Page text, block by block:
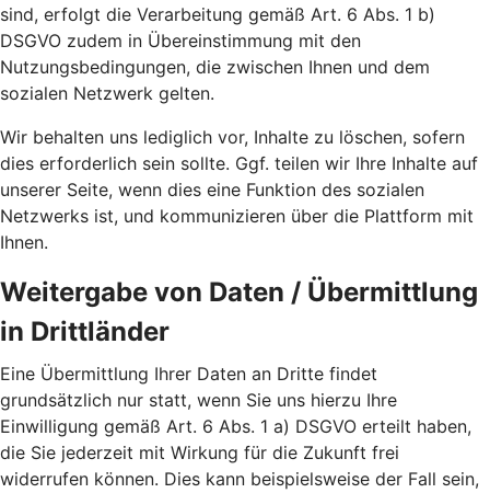
sind, erfolgt die Verarbeitung gemäß Art. 6 Abs. 1 b)
DSGVO zudem in Übereinstimmung mit den
Nutzungsbedingungen, die zwischen Ihnen und dem
sozialen Netzwerk gelten.
Wir behalten uns lediglich vor, Inhalte zu löschen, sofern
dies erforderlich sein sollte. Ggf. teilen wir Ihre Inhalte auf
unserer Seite, wenn dies eine Funktion des sozialen
Netzwerks ist, und kommunizieren über die Plattform mit
Ihnen.
Weitergabe von Daten / Übermittlung
in Drittländer
Eine Übermittlung Ihrer Daten an Dritte findet
grundsätzlich nur statt, wenn Sie uns hierzu Ihre
Einwilligung gemäß Art. 6 Abs. 1 a) DSGVO erteilt haben,
die Sie jederzeit mit Wirkung für die Zukunft frei
widerrufen können. Dies kann beispielsweise der Fall sein,